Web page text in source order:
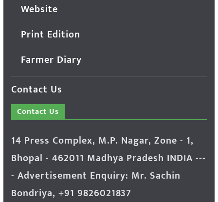
Website
Print Edition
Farmer Diary
Contact Us
Contact Us
14 Press Complex, M.P. Nagar, Zone - 1,
Bhopal - 462011 Madhya Pradesh INDIA ---
- Advertisement Enquiry: Mr. Sachin
Bondriya, +91 9826021837